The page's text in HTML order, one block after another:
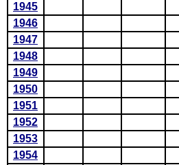
1945
1946
1947
1948
1949
1950
1951
1952
1953
1954